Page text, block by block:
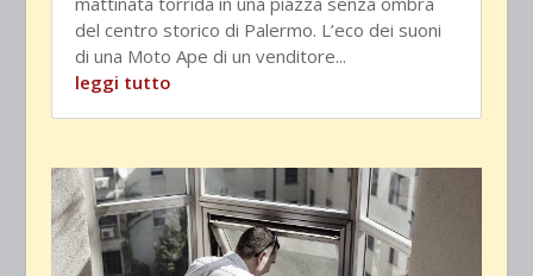
del centro storico di Palermo. L’eco dei suoni
di una Moto Ape di un venditore...
leggi tutto